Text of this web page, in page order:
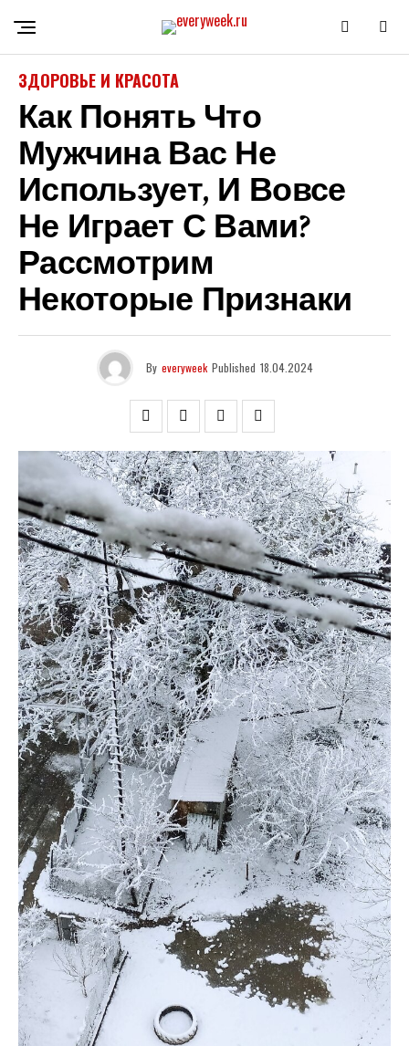
ЗДОРОВЬЕ И КРАСОТА
Как Понять Что
Мужчина Вас Не
Использует, И Вовсе
Не Играет С Вами?
Рассмотрим
Некоторые Признаки
By everyweek Published 18.04.2024